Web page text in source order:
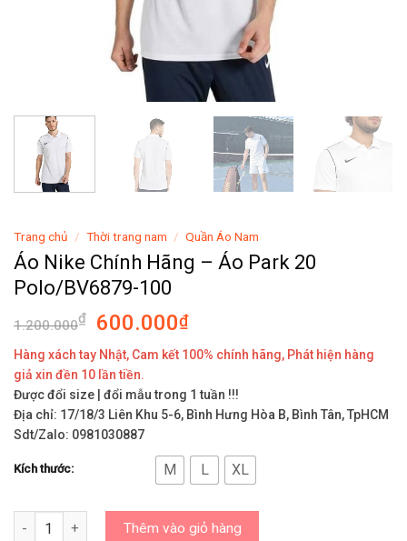
Trang chủ / Thời trang nam / Quần Áo Nam
Áo Nike Chính Hãng – Áo Park 20
Polo/BV6879-100
1.200.000₫ 600.000₫
Hàng xách tay Nhật, Cam kết 100% chính hãng, Phát hiện hàng
giả xin đền 10 lần tiền.
Được đổi size | đổi mẫu trong 1 tuần !!!
Địa chỉ: 17/18/3 Liên Khu 5-6, Bình Hưng Hòa B, Bình Tân, TpHCM
Sdt/Zalo: 0981030887
Kích thước: M L XL
Áo Nike Chính Hãng – Áo Park 20 Polo/BV6879-100 số lượng
Thêm vào giỏ hàng